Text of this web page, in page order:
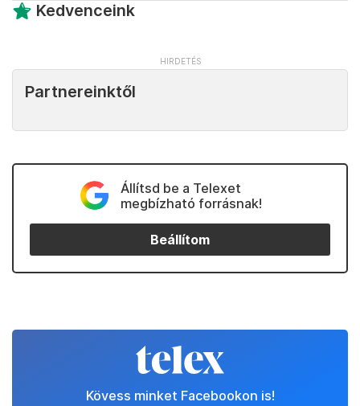
Kedvenceink
Partnereinktől
Állítsd be a Telexet
megbízható forrásnak!
Beállítom
Kövess minket Facebookon is!